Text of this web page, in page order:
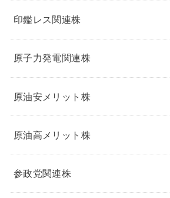
印鑑レス関連株
原子力発電関連株
原油安メリット株
原油高メリット株
参政党関連株